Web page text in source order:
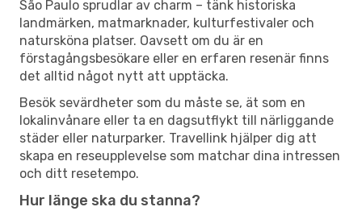
São Paulo sprudlar av charm – tänk historiska
landmärken, matmarknader, kulturfestivaler och
natursköna platser. Oavsett om du är en
förstagångsbesökare eller en erfaren resenär finns
det alltid något nytt att upptäcka.
Besök sevärdheter som du måste se, ät som en
lokalinvånare eller ta en dagsutflykt till närliggande
städer eller naturparker. Travellink hjälper dig att
skapa en reseupplevelse som matchar dina intressen
och ditt resetempo.
Hur länge ska du stanna?